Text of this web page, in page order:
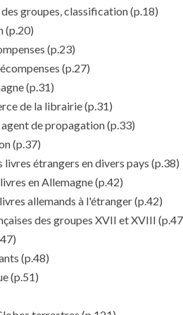
groupes, classification(p.18)
(p.20)
(p.23)
(p.27)
(p.31)
de la librairie(p.31)
de propagation(p.33)
(p.37)
étrangers en divers pays (p.38)
en Allemagne(p.42)
allemands à l'étranger(p.42)
des groupes XVII et XVIII
(p.48)
(p.51)